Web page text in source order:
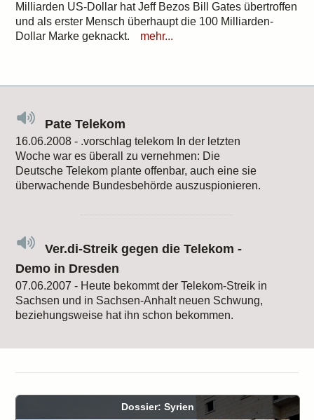
Milliarden US-Dollar hat Jeff Bezos Bill Gates übertroffen
und als erster Mensch überhaupt die 100 Milliarden-
Dollar Marke geknackt.
mehr...
Pate Telekom
16.06.2008 - .vorschlag telekom In der letzten
Woche war es überall zu vernehmen: Die
Deutsche Telekom plante offenbar, auch eine sie
überwachende Bundesbehörde auszuspionieren.
Ver.di-Streik gegen die Telekom -
Demo in Dresden
07.06.2007 - Heute bekommt der Telekom-Streik in
Sachsen und in Sachsen-Anhalt neuen Schwung,
beziehungsweise hat ihn schon bekommen.
Dossier: Syrien